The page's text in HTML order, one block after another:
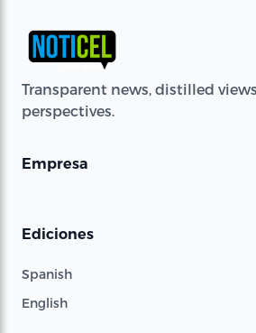
Transparent news, distilled
perspectives.
Empresa
Ediciones
Spanish
English